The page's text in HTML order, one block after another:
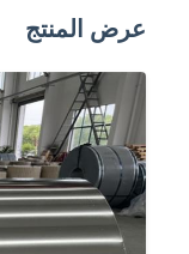
عرض المنتج